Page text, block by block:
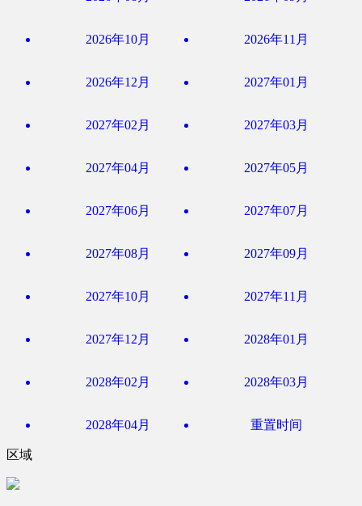
2026年10月 2026年11月
2026年12月 2027年01月
2027年02月 2027年03月
2027年04月 2027年05月
2027年06月 2027年07月
2027年08月 2027年09月
2027年10月 2027年11月
2027年12月 2028年01月
2028年02月 2028年03月
2028年04月 重置时间
区域